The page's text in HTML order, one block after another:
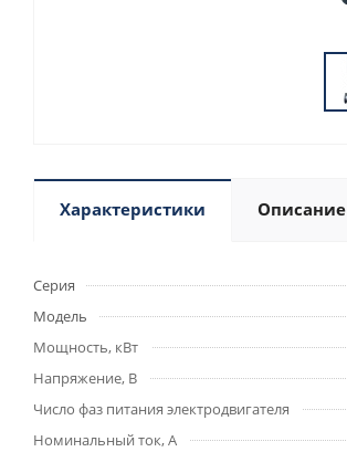
Характеристики Описание
Серия
Модель
Мощность, кВт
Напряжение, В
Число фаз питания электродвигателя
Номинальный ток, А